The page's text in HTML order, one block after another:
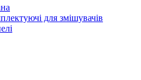
для змішувачів